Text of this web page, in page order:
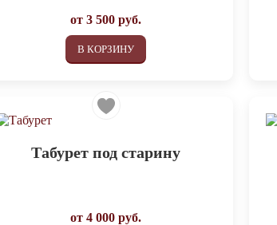
от3 500 руб.
В КОРЗИНУ
Табурет под старину
от4 000 руб.